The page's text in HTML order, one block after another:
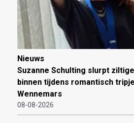
Nieuws
Suzanne Schulting slurpt
binnen tijdens romantisch
Wennemars
08-08-2026